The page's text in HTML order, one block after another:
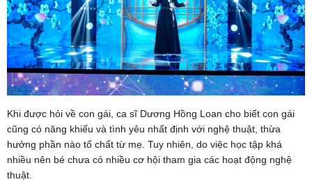
Khi được hỏi về con gái, ca sĩ Dương Hồng Loan cho biết con gái
cũng có năng khiếu và tình yêu nhất định với nghệ thuật, thừa
hưởng phần nào tố chất từ mẹ. Tuy nhiên, do việc học tập khá
nhiều nên bé chưa có nhiều cơ hội tham gia các hoạt động nghệ
thuật.